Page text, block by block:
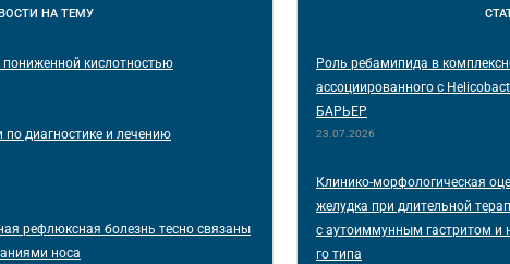
НА ТЕМУ
пониженной кислотностью
диагностике и лечению
рефлюксная болезнь тесно связаны
носа
Роль ребамипида в
ассоциированного с
БАРЬЕР
23.07.2026
Клинико-морфологическая
желудка при длительной
с аутоиммунным гастритом и
го типа